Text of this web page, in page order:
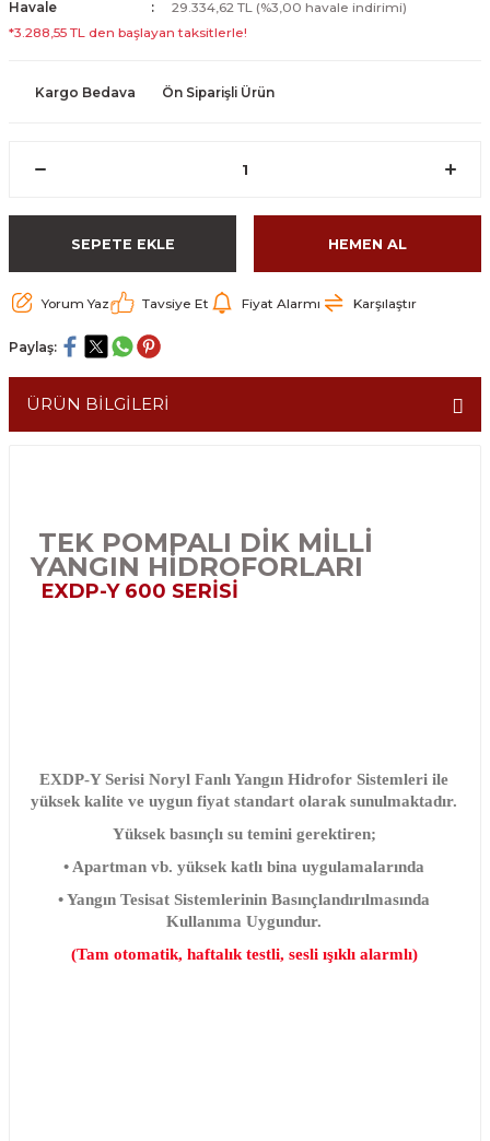
Havale
29.334,62 TL (%3,00 havale indirimi)
*3.288,55 TL den başlayan taksitlerle!
Kargo Bedava Ön Siparişli Ürün
SEPETE EKLE HEMEN AL
Yorum Yaz Tavsiye Et Fiyat Alarmı Karşılaştır
Paylaş:
ÜRÜN BİLGİLERİ
TEK POMPALI DİK MİLLİ
YANGIN HİDROFORLARI
EXDP-Y 600 SERİSİ
EXDP-Y Serisi Noryl Fanlı Yangın Hidrofor Sistemleri ile
yüksek kalite ve uygun fiyat standart olarak sunulmaktadır.
Yüksek basınçlı su temini gerektiren;
• Apartman vb. yüksek katlı bina uygulamalarında
• Yangın Tesisat Sistemlerinin Basınçlandırılmasında
Kullanıma Uygundur.
(Tam otomatik, haftalık testli, sesli ışıklı alarmlı)